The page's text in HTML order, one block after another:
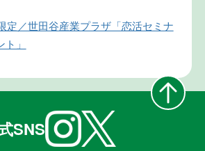
定／世田谷産業プラザ「恋活セミナ
」
SNS